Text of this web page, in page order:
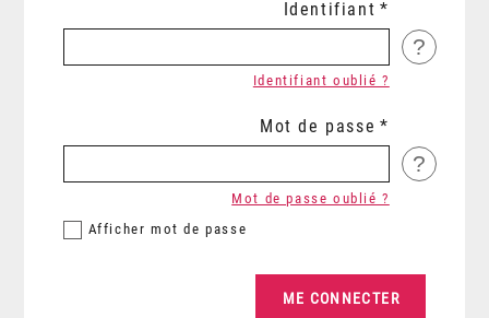
Identifiant
?
Identifiant oublié ?
Mot de passe
?
Afficher mot de passe
Mot de passe oublié ?